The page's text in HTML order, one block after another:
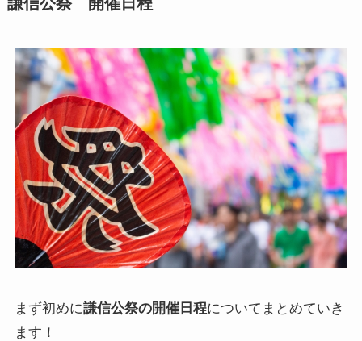
まず初めに謙信公祭の開催日程についてまとめていき
ます！